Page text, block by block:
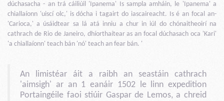
dúchasacha - an trá cáiliúil 'Ipanema' Is sampla amháin, le 'Ipanema' a
chiallaíonn 'uiscí olc,' is dócha i tagairt do iascaireacht. Is é an focal an-
'Carioca,' a úsáidtear sa lá atá inniu a chur in iúl do chónaitheoirí na
cathrach de Rio de Janeiro, dhíorthaítear as an focal dúchasach oca 'Kari'
'a chiallaíonn' teach bán 'nó' teach an fear bán. '
An limistéar áit a raibh an seastáin cathrach
'aimsigh' ar an 1 eanáir 1502 le linn expedition
Portaingéile faoi stiúir Gaspar de Lemos, a chreid